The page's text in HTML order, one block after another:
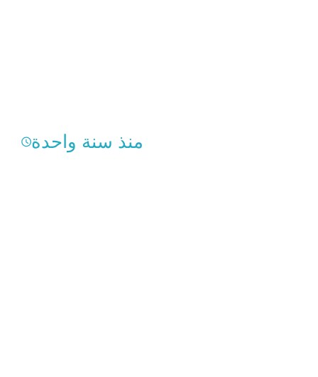
منذ سنة واحدة